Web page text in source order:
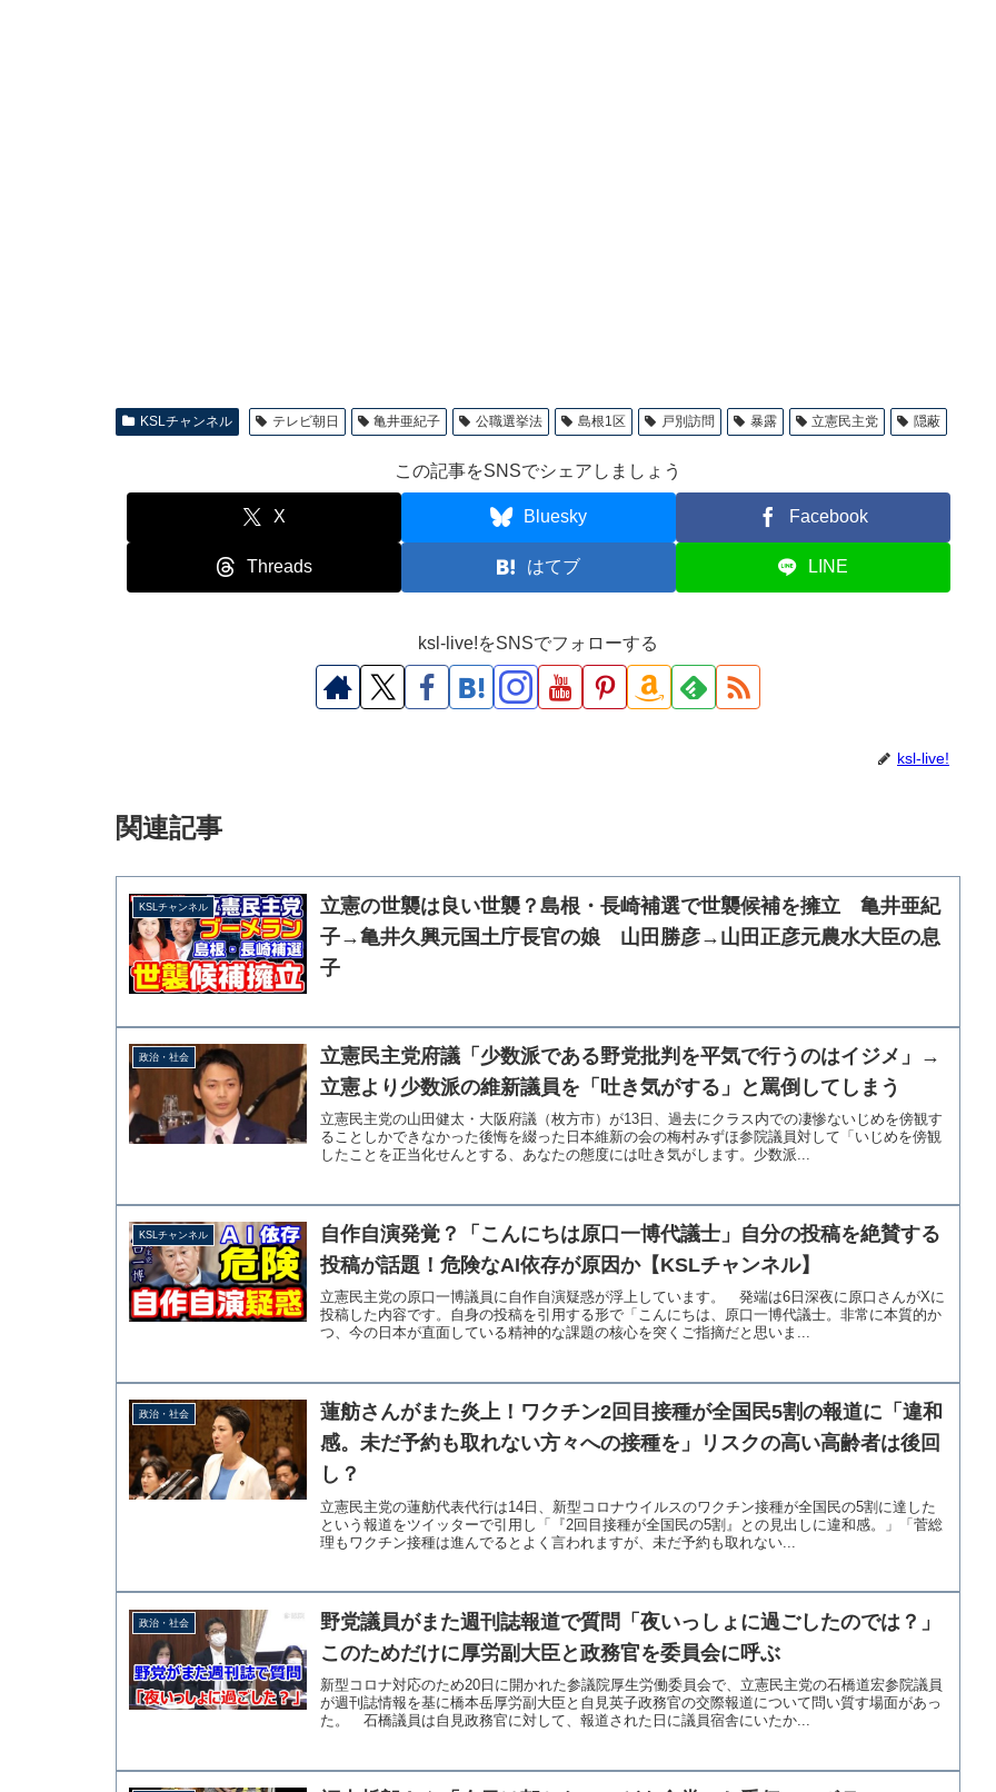
KSLチャンネル テレビ朝日 亀井亜紀子 公職選挙法 島根1区 戸別訪問 暴露 立憲民主党 隠蔽
この記事をSNSでシェアしましょう
X Bluesky Facebook
Threads はてブ LINE
ksl-live!をSNSでフォローする
ksl-live!
関連記事
KSLチャンネル
立憲の世襲は良い世襲？島根・長崎補選で世襲候補を擁立 亀井亜紀
子→亀井久興元国土庁長官の娘 山田勝彦→山田正彦元農水大臣の息
子
政治・社会
立憲民主党府議「少数派である野党批判を平気で行うのはイジメ」→
立憲より少数派の維新議員を「吐き気がする」と罵倒してしまう
立憲民主党の山田健太・大阪府議（枚方市）が13日、過去にクラス内での凄惨ないじめを傍観す
ることしかできなかった後悔を綴った日本維新の会の梅村みずほ参院議員対して「いじめを傍観
したことを正当化せんとする、あなたの態度には吐き気がします。少数派...
KSLチャンネル
自作自演発覚？「こんにちは原口一博代議士」自分の投稿を絶賛する
投稿が話題！危険なAI依存が原因か【KSLチャンネル】
立憲民主党の原口一博議員に自作自演疑惑が浮上しています。 発端は6日深夜に原口さんがXに
投稿した内容です。自身の投稿を引用する形で「こんにちは、原口一博代議士。非常に本質的か
つ、今の日本が直面している精神的な課題の核心を突くご指摘だと思いま...
政治・社会
蓮舫さんがまた炎上！ワクチン2回目接種が全国民5割の報道に「違和
感。未だ予約も取れない方々への接種を」リスクの高い高齢者は後回
し？
立憲民主党の蓮舫代表代行は14日、新型コロナウイルスのワクチン接種が全国民の5割に達した
という報道をツイッターで引用し「『2回目接種が全国民の5割』との見出しに違和感。」「菅総
理もワクチン接種は進んでるとよく言われますが、未だ予約も取れない...
政治・社会
野党議員がまた週刊誌報道で質問「夜いっしょに過ごしたのでは？」
このためだけに厚労副大臣と政務官を委員会に呼ぶ
新型コロナ対応のため20日に開かれた参議院厚生労働委員会で、立憲民主党の石橋道宏参院議員
が週刊誌情報を基に橋本岳厚労副大臣と自見英子政務官の交際報道について問い質す場面があっ
た。 石橋議員は自見政務官に対して、報道された日に議員宿舎にいたか...